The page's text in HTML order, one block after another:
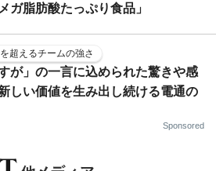
ガ脂肪酸たっぷり食品」
超えるチームの強さ
すが」の一言に込められた驚きや感
しい価値を生み出し続ける電通の
Sponsored